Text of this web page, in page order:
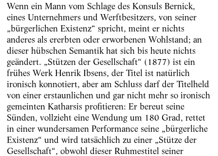
Wenn ein Mann vom Schlage des Konsuls Bernick,
eines Unternehmers und Werftbesitzers, von seiner
„bürgerlichen Existenz“ spricht, meint er nichts
anderes als ererbten oder erworbenen Wohlstand; an
dieser hübschen Semantik hat sich bis heute nichts
geändert. „Stützen der Gesellschaft“ (1877) ist ein
frühes Werk Henrik Ibsens, der Titel ist natürlich
ironisch konnotiert, aber am Schluss darf der Titelheld
von einer erstaunlichen und gar nicht mehr so ironisch
gemeinten Katharsis profitieren: Er bereut seine
Sünden, vollzieht eine Wendung um 180 Grad, rettet
in einer wundersamen Performance seine „bürgerliche
Existenz“ und wird tatsächlich zu einer „Stütze der
Gesellschaft“, obwohl dieser Ruhmestitel seiner